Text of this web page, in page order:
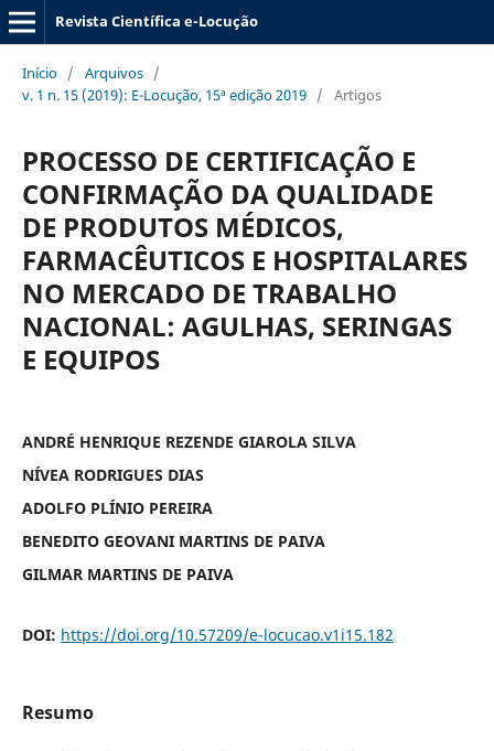
Revista Científica e-Locução
Início / Arquivos /
v. 1 n. 15 (2019): E-Locução, 15ª edição 2019 / Artigos
PROCESSO DE CERTIFICAÇÃO E
CONFIRMAÇÃO DA QUALIDADE
DE PRODUTOS MÉDICOS,
FARMACÊUTICOS E HOSPITALARES
NO MERCADO DE TRABALHO
NACIONAL: AGULHAS, SERINGAS
E EQUIPOS
ANDRÉ HENRIQUE REZENDE GIAROLA SILVA
NÍVEA RODRIGUES DIAS
ADOLFO PLÍNIO PEREIRA
BENEDITO GEOVANI MARTINS DE PAIVA
GILMAR MARTINS DE PAIVA
DOI: https://doi.org/10.57209/e-locucao.v1i15.182
Resumo